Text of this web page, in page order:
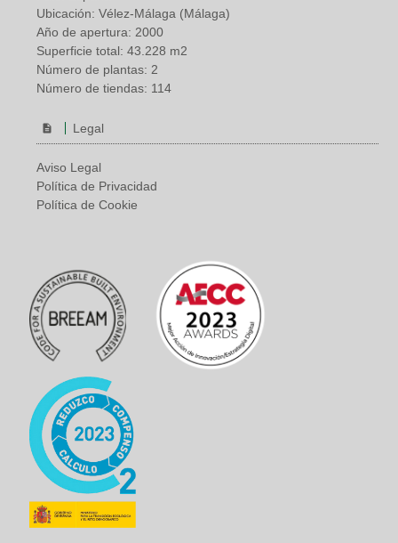
Ubicación: Vélez-Málaga (Málaga)
Año de apertura: 2000
Superficie total: 43.228 m2
Número de plantas: 2
Número de tiendas: 114
Legal
Aviso Legal
Política de Privacidad
Política de Cookie